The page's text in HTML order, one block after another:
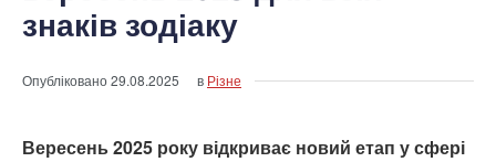
знаків зодіаку
Опубліковано29.08.2025 в Різне
Вересень 2025 року відкриває новий етап у сфері